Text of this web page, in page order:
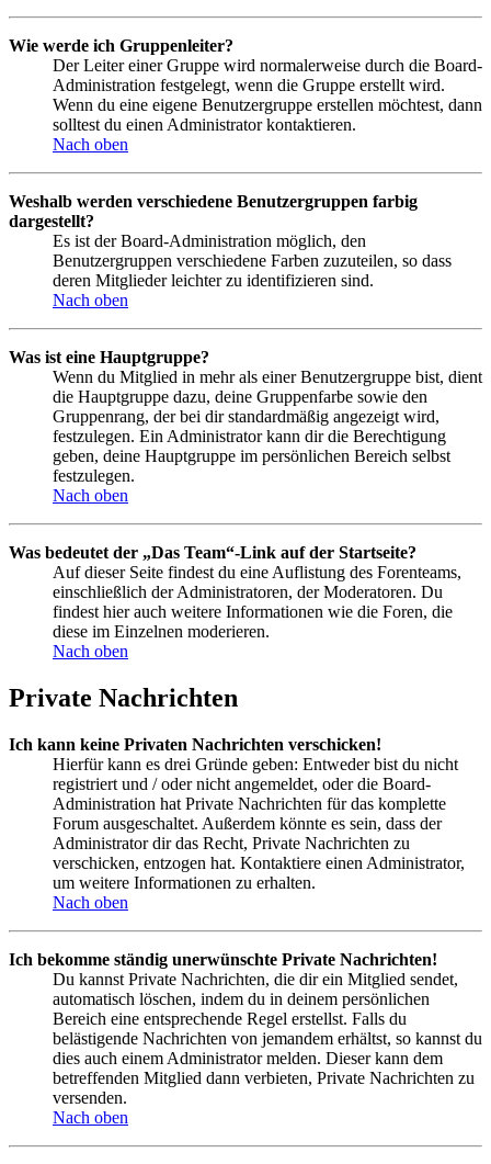
Wie werde ich Gruppenleiter?
Der Leiter einer Gruppe wird normalerweise durch die Board-
Administration festgelegt, wenn die Gruppe erstellt wird.
Wenn du eine eigene Benutzergruppe erstellen möchtest, dann
solltest du einen Administrator kontaktieren.
Nach oben
Weshalb werden verschiedene Benutzergruppen farbig
dargestellt?
Es ist der Board-Administration möglich, den
Benutzergruppen verschiedene Farben zuzuteilen, so dass
deren Mitglieder leichter zu identifizieren sind.
Nach oben
Was ist eine Hauptgruppe?
Wenn du Mitglied in mehr als einer Benutzergruppe bist, dient
die Hauptgruppe dazu, deine Gruppenfarbe sowie den
Gruppenrang, der bei dir standardmäßig angezeigt wird,
festzulegen. Ein Administrator kann dir die Berechtigung
geben, deine Hauptgruppe im persönlichen Bereich selbst
festzulegen.
Nach oben
Was bedeutet der „Das Team“-Link auf der Startseite?
Auf dieser Seite findest du eine Auflistung des Forenteams,
einschließlich der Administratoren, der Moderatoren. Du
findest hier auch weitere Informationen wie die Foren, die
diese im Einzelnen moderieren.
Nach oben
Private Nachrichten
Ich kann keine Privaten Nachrichten verschicken!
Hierfür kann es drei Gründe geben: Entweder bist du nicht
registriert und / oder nicht angemeldet, oder die Board-
Administration hat Private Nachrichten für das komplette
Forum ausgeschaltet. Außerdem könnte es sein, dass der
Administrator dir das Recht, Private Nachrichten zu
verschicken, entzogen hat. Kontaktiere einen Administrator,
um weitere Informationen zu erhalten.
Nach oben
Ich bekomme ständig unerwünschte Private Nachrichten!
Du kannst Private Nachrichten, die dir ein Mitglied sendet,
automatisch löschen, indem du in deinem persönlichen
Bereich eine entsprechende Regel erstellst. Falls du
belästigende Nachrichten von jemandem erhältst, so kannst du
dies auch einem Administrator melden. Dieser kann dem
betreffenden Mitglied dann verbieten, Private Nachrichten zu
versenden.
Nach oben